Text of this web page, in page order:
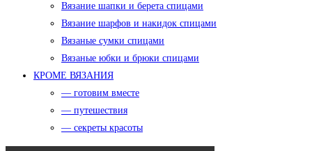
Вязание шапки и берета спицами
Вязание шарфов и накидок спицами
Вязаные сумки спицами
Вязаные юбки и брюки спицами
КРОМЕ ВЯЗАНИЯ
— готовим вместе
— путешествия
— секреты красоты